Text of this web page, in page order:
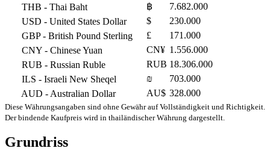
THB - Thai Baht ฿
7.682.000
USD - United States Dollar $
230.000
GBP- British Pound Sterling £
171.000
CNY - Chinese Yuan CN¥ 1.556.000
RUB - Russian Ruble RUB 18.306.000
ILS - Israeli New Sheqel ₪
703.000
AUD - Australian Dollar AU$ 328.000
Diese Währungsangaben sind ohne Gewähr auf Vollständigkeit und Richtigkeit.
Der bindende Kaufpreis wird in thailändischer Währung dargestellt.
Grundriss